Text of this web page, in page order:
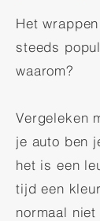
Het
steeds
waarom?
Vergeleken
je auto ben
het is een
tijd een
normaal